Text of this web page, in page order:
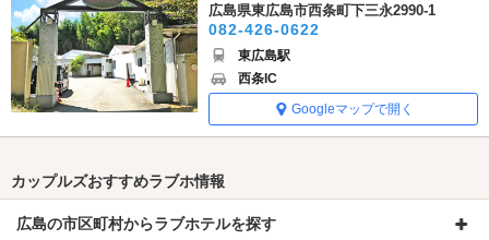
広島県東広島市西条町下三永2990-1
082-426-0622
東広島駅
西条IC
Googleマップで開く
カップルズおすすめラブホ情報
広島の市区町村からラブホテルを探す